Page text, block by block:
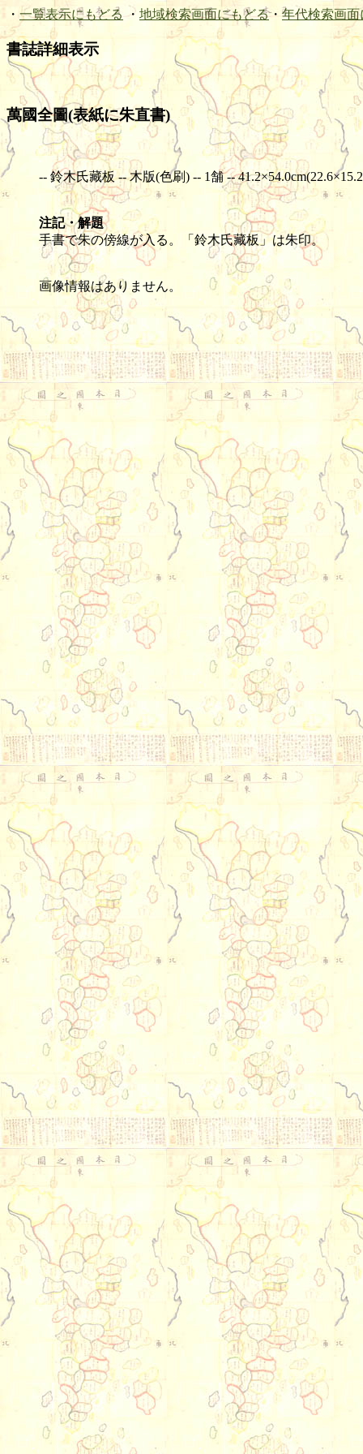
・ 一覧表示にもどる ・ 地域検索画面にもどる・ 年代検索画面
書誌詳細表示
萬國全圖(表紙に朱直書)
-- 鈴木氏藏板 -- 木版(色刷) -- 1舗 --
注記・解題
手書で朱の傍線が入る。「鈴木氏藏板」は朱印。
画像情報はありません。